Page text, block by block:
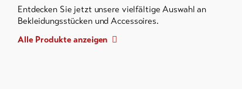
Entdecken Sie jetzt unsere vielfältige Auswahl an
Bekleidungsstücken und Accessoires.
Alle Produkte anzeigen